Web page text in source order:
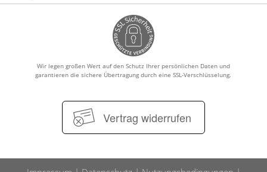
Wir legen großen Wert auf den Schutz Ihrer persönlichen Daten und
garantieren die sichere Übertragung durch eine SSL-Verschlüsselung.
Vertrag widerrufen